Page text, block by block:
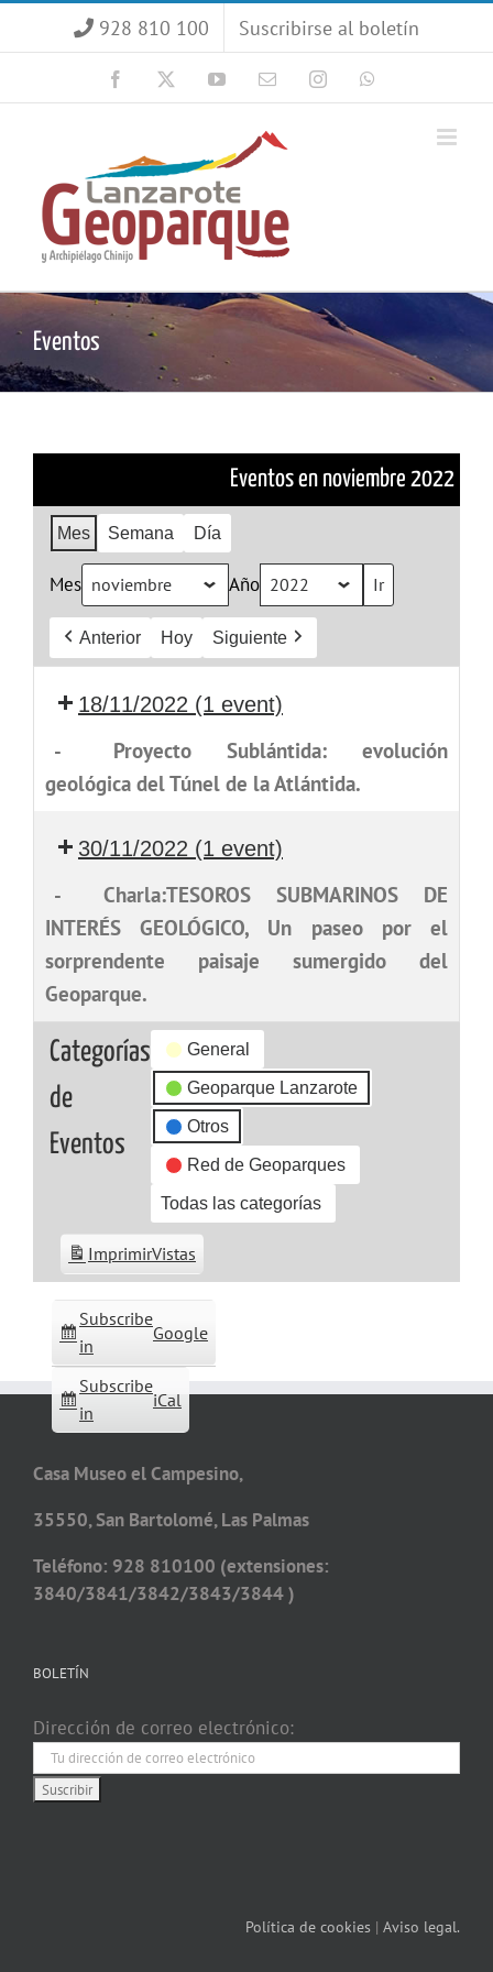
928 810 100 Suscribirse al boletín
Facebook YouTubeCorreoInstagram
Eventos
Eventos en noviembre 2022
Mes Semana Día
Mes Año
Anterior Hoy Siguiente
18/11/2022 (1 event)
-
Proyecto Sublántida: evolución
geológica del Túnel de la Atlántida.
30/11/2022 (1 event)
-
Charla:TESOROS SUBMARINOS DE
INTERÉS GEOLÓGICO, Un paseo por el
sorprendente paisaje sumergido del
Geoparque.
Categorías
de
Eventos
General
Geoparque Lanzarote
Otros
Red de Geoparques
Todas las categorías
Subscribe
in
Google
Subscribe
in
iCal
ImprimirVistas
Casa Museo el Campesino,
35550, San Bartolomé, Las Palmas
Teléfono: 928 810100 (extensiones:
3840/3841/3842/3843/3844 )
BOLETÍN
Dirección de correo electrónico:
Política de cookies | Aviso legal.